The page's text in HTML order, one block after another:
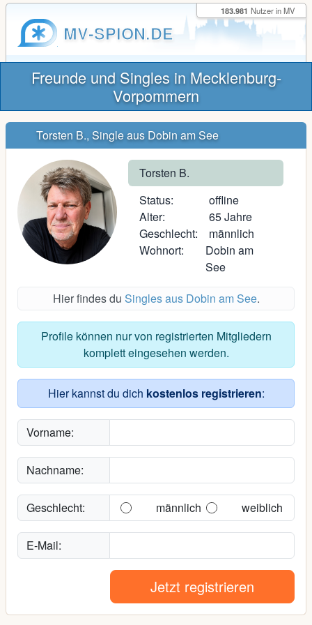
MV-SPION.DE
183.981 Nutzer in MV
Freunde und Singles in Mecklenburg-
Vorpommern
Torsten B., Single aus Dobin am See
Torsten B.
Status:
offline
Alter:
65 Jahre
Geschlecht:
männlich
Wohnort:
Dobin am
See
Hier findes du Singles aus Dobin am See.
Profile können nur von registrierten Mitgliedern
komplett eingesehen werden.
Hier kannst du dich kostenlos registrieren:
Vorname:
Nachname:
Geschlecht: männlich weiblich
E-Mail:
Jetzt registrieren